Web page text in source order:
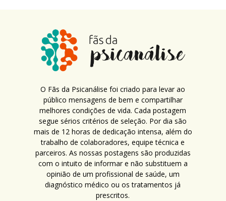
O Fãs da Psicanálise foi criado para levar ao
público mensagens de bem e compartilhar
melhores condições de vida. Cada postagem
segue sérios critérios de seleção. Por dia são
mais de 12 horas de dedicação intensa, além do
trabalho de colaboradores, equipe técnica e
parceiros. As nossas postagens são produzidas
com o intuito de informar e não substituem a
opinião de um profissional de saúde, um
diagnóstico médico ou os tratamentos já
prescritos.